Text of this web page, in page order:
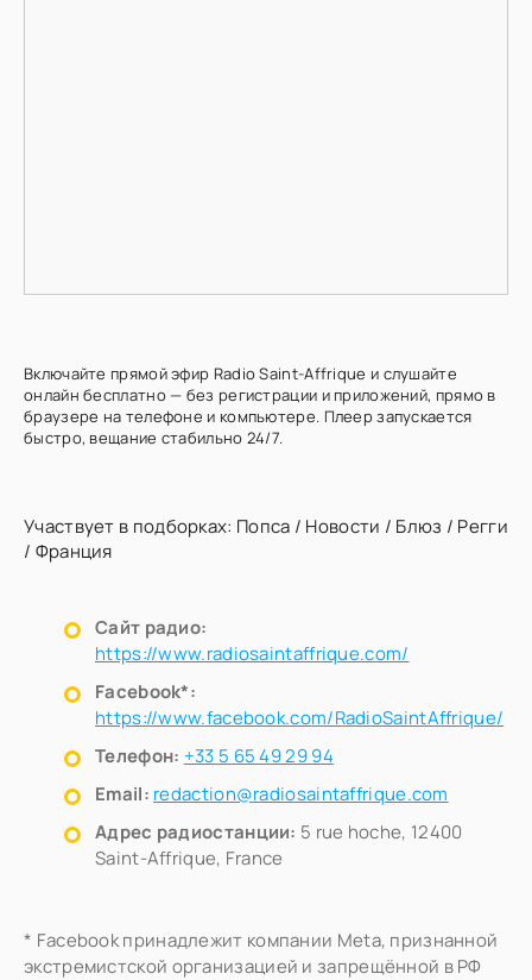
Включайте прямой эфир Radio Saint-Affrique и слушайте
онлайн бесплатно — без регистрации и приложений, прямо в
браузере на телефоне и компьютере. Плеер запускается
быстро, вещание стабильно 24/7.
Участвует в подборках: Попса / Новости / Блюз / Регги
/ Франция
Сайт радио:
https://www.radiosaintaffrique.com/
Facebook*:
https://www.facebook.com/RadioSaintAffrique/
Телефон: +33 5 65 49 29 94
Email: redaction@radiosaintaffrique.com
Адрес радиостанции: 5 rue hoche, 12400
Saint-Affrique, France
* Facebook принадлежит компании Meta, признанной
экстремистской организацией и запрещённой в РФ